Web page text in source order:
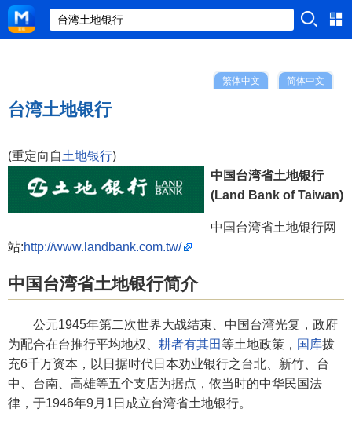
简体中文
繁体中文
台湾土地银行
(重定向自土地银行)
中国台湾省土地银行
(Land Bank of Taiwan)
中国台湾省土地银行网
站:http://www.landbank.com.tw/
中国台湾省土地银行简介
公元1945年第二次世界大战结束、中国台湾光复，政府
为配合在台推行平均地权、 耕者有其田等土地政策， 国库拨
充6千万资本，以日据时代日本劝业银行之台北、新竹、台
中、台南、高雄等五个支店为据点，依当时的中华民国法
律，于1946年9月1日成立台湾省土地银行。